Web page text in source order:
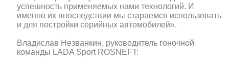
успешность применяемых нами технологий. И
именно их впоследствии мы стараемся использовать
и для постройки серийных автомобилей».
Владислав Незванкин, руководитель гоночной
команды LADA Sport ROSNEFT: